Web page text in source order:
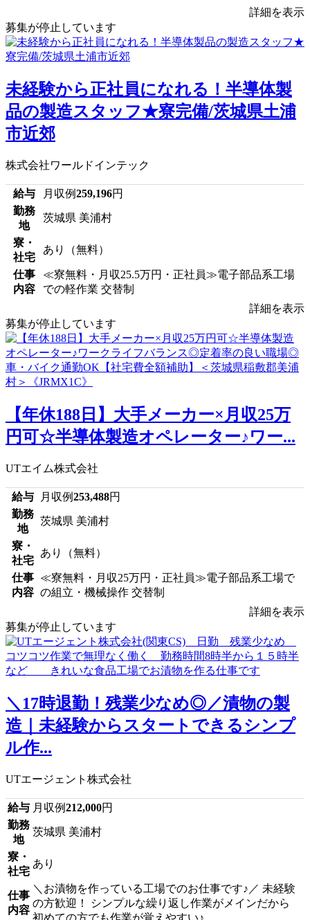
詳細を表示
募集が停止しています
未経験から正社員になれる！半導体製
品の製造スタッフ★寮完備/茨城県土浦
市近郊
株式会社ワールドインテック
給与 月収例259,196円
勤務
地
茨城県 美浦村
寮・
社宅
あり（無料）
仕事
内容
≪寮無料・月収25.5万円・正社員≫電子部品系工場
での軽作業 交替制
詳細を表示
募集が停止しています
【年休188日】大手メーカー×月収25万
円可☆半導体製造オペレーター♪ワー...
UTエイム株式会社
給与 月収例253,488円
勤務
地
茨城県 美浦村
寮・
社宅
あり（無料）
仕事
内容
≪寮無料・月収25万円・正社員≫電子部品系工場で
の組立・機械操作 交替制
詳細を表示
募集が停止しています
＼17時退勤！残業少なめ◎／漬物の製
造｜未経験からスタートできるシンプ
ル作...
UTエージェント株式会社
給与 月収例212,000円
勤務
地
茨城県 美浦村
寮・
社宅
あり
仕事
内容
＼お漬物を作っている工場でのお仕事です♪／ 未経験
の方歓迎！ シンプルな繰り返し作業がメインだから
初めての方でも作業が覚えやすい♪...